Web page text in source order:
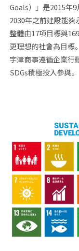
Goals）」是2015年
2030年之前建設能夠
整體由17項目標與
更理想的社會為目標。
宇津商事遵循企業行
SDGs積極投入參與。